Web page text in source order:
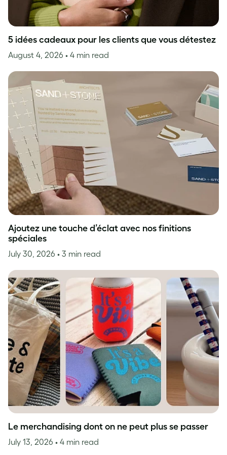
5 idées cadeaux pour les clients que vous détestez
August 4, 2026 • 4 min read
Ajoutez une touche d’éclat avec nos finitions
spéciales
July 30, 2026 • 3 min read
Le merchandising dont on ne peut plus se passer
July 13, 2026 • 4 min read